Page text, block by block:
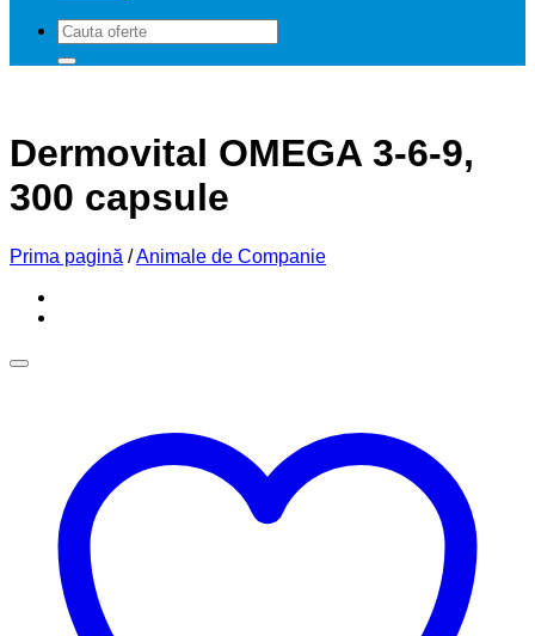
Caută
după:
Dermovital OMEGA 3-6-9,
300 capsule
Prima pagină /Animale de Companie